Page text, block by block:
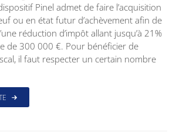
Pinel admet de faire l’acquisition
ou en état futur d’achèvement afin de
réduction d’impôt allant jusqu’à 21%
de 300 000 €. Pour bénéficier de
il faut respecter un certain nombre